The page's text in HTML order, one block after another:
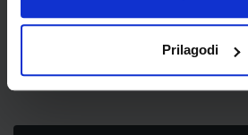
Prilagodi